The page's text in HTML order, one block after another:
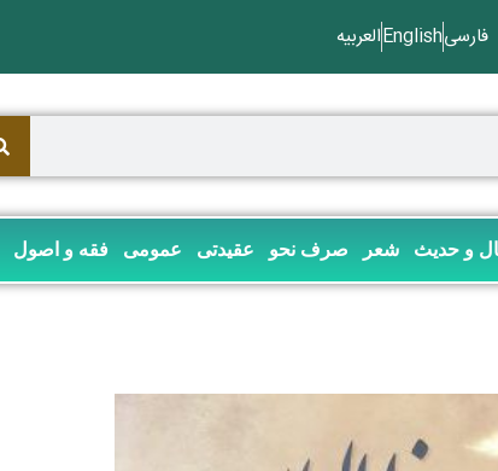
فارسیEnglishالعربیه
و حدیث شعر صرف نحو عقیدتی عمومی فقه و اصول